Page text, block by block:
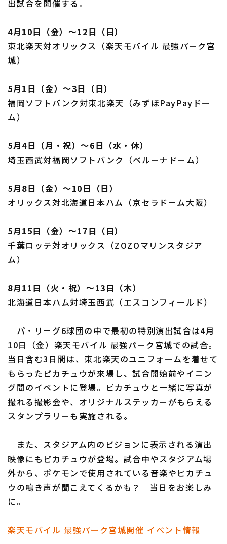
出試合を開催する。
4月10日（金）〜12日（日）
東北楽天対オリックス（楽天モバイル 最強パーク宮
城）
5月1日（金）〜3日（日）
福岡ソフトバンク対東北楽天（みずほPayPayドー
ム）
5月4日（月・祝）〜6日（水・休）
埼玉西武対福岡ソフトバンク（ベルーナドーム）
5月8日（金）〜10日（日）
オリックス対北海道日本ハム（京セラドーム大阪）
5月15日（金）〜17日（日）
千葉ロッテ対オリックス（ZOZOマリンスタジア
ム）
8月11日（火・祝）〜13日（木）
北海道日本ハム対埼玉西武（エスコンフィールド）
パ・リーグ6球団の中で最初の特別演出試合は4月
10日（金）楽天モバイル 最強パーク宮城での試合。
当日含む3日間は、東北楽天のユニフォームを着せて
もらったピカチュウが来場し、試合開始前やイニン
グ間のイベントに登場。ピカチュウと一緒に写真が
撮れる撮影会や、オリジナルステッカーがもらえる
スタンプラリーも実施される。
また、スタジアム内のビジョンに表示される演出
映像にもピカチュウが登場。試合中やスタジアム場
外から、ポケモンで使用されている音楽やピカチュ
ウの鳴き声が聞こえてくるかも？ 当日をお楽しみ
に。
楽天モバイル 最強パーク宮城開催 イベント情報